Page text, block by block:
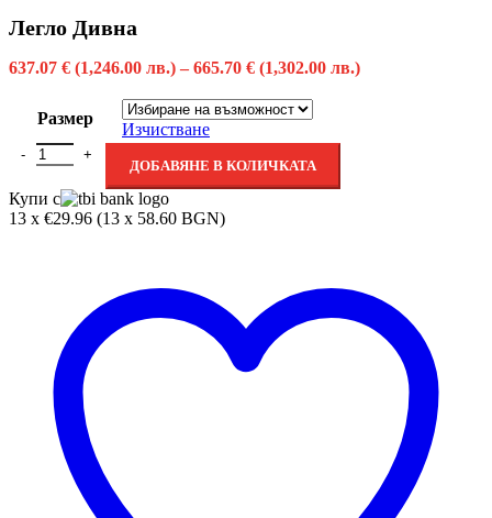
Легло Дивна
637.07 € (1,246.00 лв.) – 665.70 € (1,302.00 лв.)
Размер
Изчистване
ДОБАВЯНЕ В КОЛИЧКАТА
Купи с
13 x €29.96 (13 x 58.60 BGN)